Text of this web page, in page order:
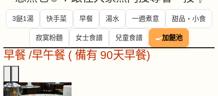
3餸1湯 快手菜 早餐 湯水 一週煮意 甜品・小食
寂寞粉麵 女士食譜 兒童食譜 🍳加餸池
早餐 /早午餐 ( 備有 90天早餐)